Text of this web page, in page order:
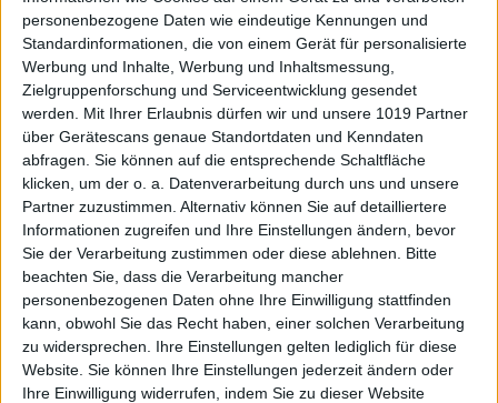
personenbezogene Daten wie eindeutige Kennungen und
Standardinformationen, die von einem Gerät für personalisierte
Werbung und Inhalte, Werbung und Inhaltsmessung,
Zielgruppenforschung und Serviceentwicklung gesendet
werden.
Mit Ihrer Erlaubnis dürfen wir und unsere 1019 Partner
über Gerätescans genaue Standortdaten und Kenndaten
abfragen. Sie können auf die entsprechende Schaltfläche
klicken, um der o. a. Datenverarbeitung durch uns und unsere
Partner zuzustimmen. Alternativ können Sie auf detailliertere
Informationen zugreifen und Ihre Einstellungen ändern, bevor
Sie der Verarbeitung zustimmen oder diese ablehnen.
Bitte
beachten Sie, dass die Verarbeitung mancher
personenbezogenen Daten ohne Ihre Einwilligung stattfinden
kann, obwohl Sie das Recht haben, einer solchen Verarbeitung
zu widersprechen. Ihre Einstellungen gelten lediglich für diese
Website. Sie können Ihre Einstellungen jederzeit ändern oder
Ihre Einwilligung widerrufen, indem Sie zu dieser Website